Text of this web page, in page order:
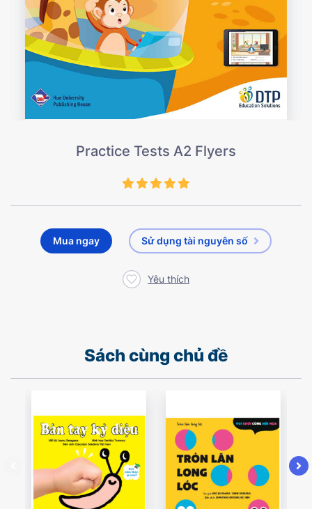
Practice Tests A2 Flyers
Mua ngay Sử dụng tài nguyên số
Yêu thích
Sách cùng chủ đề